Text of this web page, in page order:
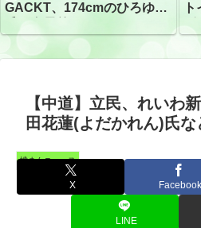
GACKT、174cmのひろゆき
トざわつき イベントでの写
真が話題
【中道】立民、れいわ
田花蓮(よだかれん)氏な
憤まんニュース
X Facebook
LINE